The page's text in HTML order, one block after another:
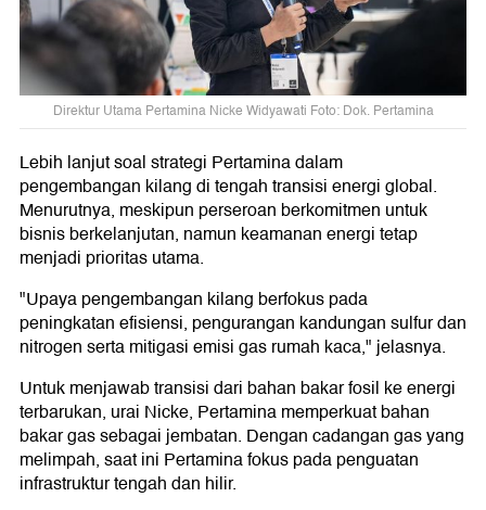
Direktur Utama Pertamina Nicke Widyawati Foto: Dok. Pertamina
Lebih lanjut soal strategi Pertamina dalam
pengembangan kilang di tengah transisi energi global.
Menurutnya, meskipun perseroan berkomitmen untuk
bisnis berkelanjutan, namun keamanan energi tetap
menjadi prioritas utama.
"Upaya pengembangan kilang berfokus pada
peningkatan efisiensi, pengurangan kandungan sulfur dan
nitrogen serta mitigasi emisi gas rumah kaca," jelasnya.
Untuk menjawab transisi dari bahan bakar fosil ke energi
terbarukan, urai Nicke, Pertamina memperkuat bahan
bakar gas sebagai jembatan. Dengan cadangan gas yang
melimpah, saat ini Pertamina fokus pada penguatan
infrastruktur tengah dan hilir.